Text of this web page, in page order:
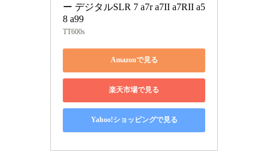
ー デジタルSLR 7 a7r a7II a7RII a5
8 a99
TT600s
Amazonで見る
楽天市場で見る
Yahoo!ショッピングで見る